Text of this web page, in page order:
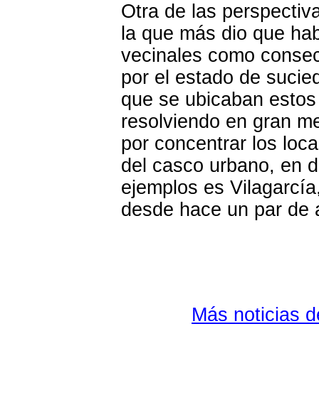
Otra de las
la que más dio que
vecinales como
por el estado de
que se ubicaban
resolviendo en gran
por concentrar los
del casco urbano, en
ejemplos es
desde hace un par de
Más noticias